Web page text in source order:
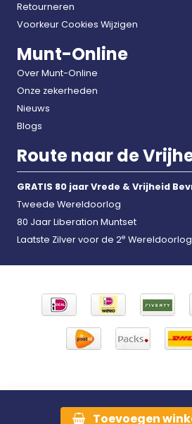
Retourneren
Voorkeur Cookies Wijzigen
Munt-Online
Over Munt-Online
Onze zekerheden
Nieuws
Blogs
Route naar de
GRATIS 80 jaar Vrede & Vrijheid
Tweede Wereldoorlog
80 Jaar Liberation Muntset
Laatste Zilver voor de 2e Wereldoorlog
Toevoegen